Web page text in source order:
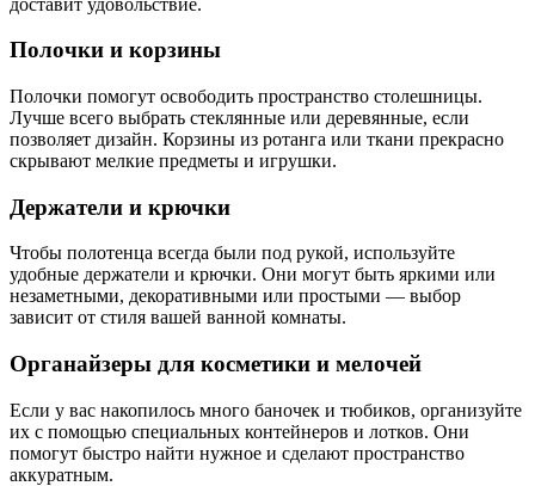
Полочки и корзины
Полочки помогут освободить пространство столешницы.
Лучше всего выбрать стеклянные или деревянные, если
позволяет дизайн. Корзины из ротанга или ткани прекрасно
скрывают мелкие предметы и игрушки.
Держатели и крючки
Чтобы полотенца всегда были под рукой, используйте
удобные держатели и крючки. Они могут быть яркими или
незаметными, декоративными или простыми — выбор
зависит от стиля вашей ванной комнаты.
Органайзеры для косметики и мелочей
Если у вас накопилось много баночек и тюбиков, организуйте
их с помощью специальных контейнеров и лотков. Они
помогут быстро найти нужное и сделают пространство
аккуратным.